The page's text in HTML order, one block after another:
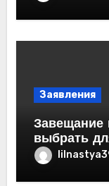
Заявления
Завещание
выбрать